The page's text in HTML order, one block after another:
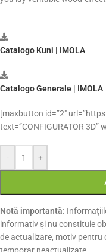
Catalogo Kuni | IMOLA
Catalogo Generale | IMOLA
[maxbutton id=”2″
text=”CONFIGURATOR 3D”
- +
Notă importantă:
informativ și nu constituie
de actualizare, motiv